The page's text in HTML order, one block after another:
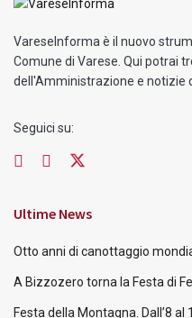
VareseInforma è il nuovo
Comune di Varese. Qui potrai
dell'Amministrazione e notizie
Seguici su:
Ultime News
Otto anni di canottaggio
A Bizzozero torna la Festa di
Festa della Montagna. Dall’8 al